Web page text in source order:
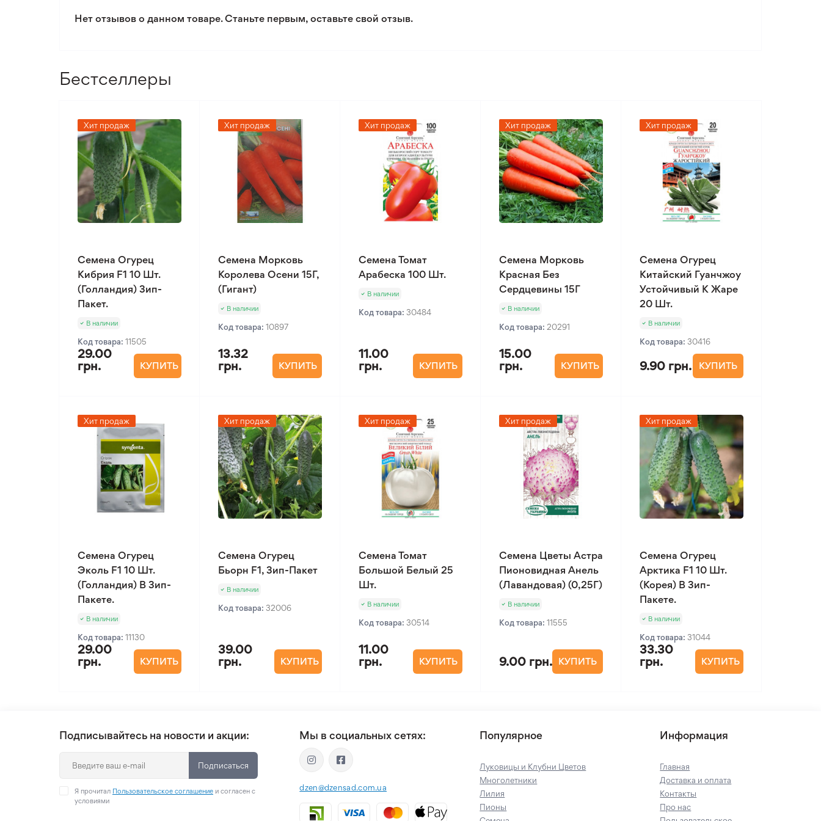
Нет отзывов о данном товаре. Станьте первым, оставьте свой отзыв.
Бестселлеры
Хит продаж
Семена Огурец
Кибрия F1 10 Шт.
(Голландия) Зип-
Пакет.
В наличии
Код товара: 11505
29.00
грн.
КУПИТЬ
Хит продаж
Семена Морковь
Королева Осени 15Г,
(Гигант)
В наличии
Код товара: 10897
13.32
грн.
КУПИТЬ
Хит продаж
Семена Томат
Арабеска 100 Шт.
В наличии
Код товара: 30484
11.00
грн.
КУПИТЬ
Хит продаж
Семена Морковь
Красная Без
Сердцевины 15Г
В наличии
Код товара: 20291
15.00
грн.
КУПИТЬ
Хит продаж
Семена Огурец
Китайский Гуанчжоу
Устойчивый К Жаре
20 Шт.
В наличии
Код товара: 30416
9.90 грн. КУПИТЬ
Хит продаж
Семена Огурец
Эколь F1 10 Шт.
(Голландия) В Зип-
Пакете.
В наличии
Код товара: 11130
29.00
грн.
КУПИТЬ
Хит продаж
Семена Огурец
Бьорн F1, Зип-Пакет
В наличии
Код товара: 32006
39.00
грн.
КУПИТЬ
Хит продаж
Семена Томат
Большой Белый 25
Шт.
В наличии
Код товара: 30514
11.00
грн.
КУПИТЬ
Хит продаж
Семена Цветы Астра
Пионовидная Анель
(Лавандовая) (0,25Г)
В наличии
Код товара: 11555
9.00 грн. КУПИТЬ
Хит продаж
Семена Огурец
Арктика F1 10 Шт.
(Корея) В Зип-
Пакете.
В наличии
Код товара: 31044
33.30
грн.
КУПИТЬ
Подписывайтесь на новости и акции:
Подписаться
Я прочитал Пользовательское соглашение и согласен с
условиями
Мы в социальных сетях:
dzen@dzensad.com.ua
Популярное
Луковицы и Клубни Цветов
Многолетники
Лилия
Пионы
Информация
Главная
Доставка и оплата
Контакты
Про нас